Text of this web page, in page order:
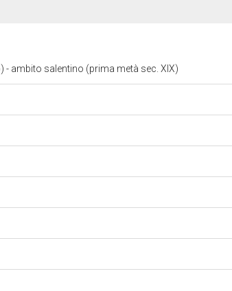
ambito salentino (prima metà sec. XIX)